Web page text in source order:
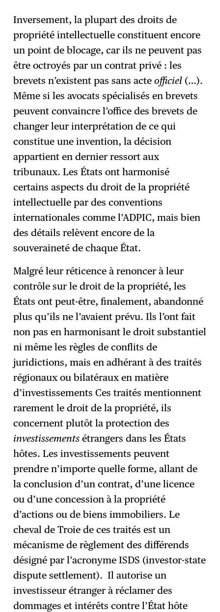
Inversement, la plupart des droits de
propriété intellectuelle constituent encore
un point de blocage, car ils ne peuvent pas
être octroyés par un contrat privé : les
brevets n’existent pas sans acteofficiel (…).
Même si les avocats spécialisés en brevets
peuvent convaincre l’office des brevets de
changer leur interprétation de ce qui
constitue une invention, la décision
appartient en dernier ressort aux
tribunaux. Les États ont harmonisé
certains aspects du droit de la propriété
intellectuelle par des conventions
internationales comme l’ADPIC, mais bien
des détails relèvent encore de la
souveraineté de chaque État.
Malgré leur réticence à renoncer à leur
contrôle sur le droit de la propriété, les
États ont peut-être, finalement, abandonné
plus qu’ils ne l’avaient prévu. Ils l’ont fait
non pas en harmonisant le droit substantiel
ni même les règles de conflits de
juridictions, mais en adhérant à des traités
régionaux ou bilatéraux en matière
d’investissements Ces traités mentionnent
rarement le droit de la propriété, ils
concernent plutôt la protection des
investissements étrangers dans les États
hôtes. Les investissements peuvent
prendre n’importe quelle forme, allant de
la conclusion d’un contrat, d’une licence
ou d’une concession à la propriété
d’actions ou de biens immobiliers. Le
cheval de Troie de ces traités est un
mécanisme de règlement des différends
désigné par l’acronyme ISDS (investor-state
dispute settlement). Il autorise un
investisseur étranger à réclamer des
dommages et intérêts contre l’État hôte